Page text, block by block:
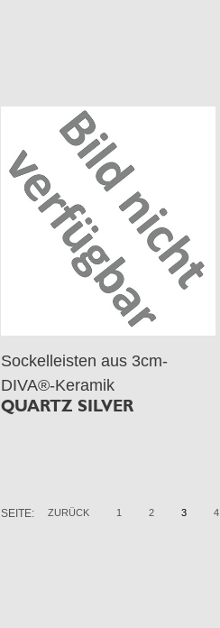
Sockelleisten aus 3cm-
DIVA®-Keramik
QUARTZ SILVER
SEITE: ZURÜCK 1 2 3 4